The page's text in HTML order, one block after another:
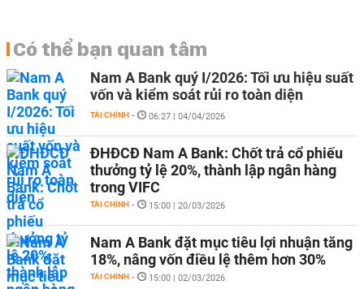
Có thể bạn quan tâm
Nam A Bank quý I/2026: Tối ưu hiệu suất
vốn và kiểm soát rủi ro toàn diện
TÀI CHÍNH - 06:27 | 04/04/2026
ĐHĐCĐ Nam A Bank: Chốt trả cổ phiếu
thưởng tỷ lệ 20%, thành lập ngân hàng
trong VIFC
TÀI CHÍNH - 15:00 | 20/03/2026
Nam A Bank đặt mục tiêu lợi nhuận tăng
18%, nâng vốn điều lệ thêm hơn 30%
TÀI CHÍNH - 15:00 | 02/03/2026